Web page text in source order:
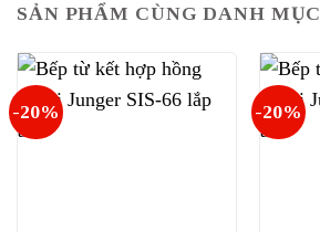
SẢN PHẨM CÙNG DANH MỤC
-20% -20%